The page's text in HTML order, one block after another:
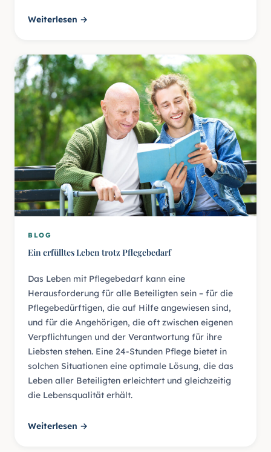
Weiterlesen →
BLOG
Ein erfülltes Leben trotz Pflegebedarf
Das Leben mit Pflegebedarf kann eine
Herausforderung für alle Beteiligten sein – für die
Pflegebedürftigen, die auf Hilfe angewiesen sind,
und für die Angehörigen, die oft zwischen eigenen
Verpflichtungen und der Verantwortung für ihre
Liebsten stehen. Eine 24-Stunden Pflege bietet in
solchen Situationen eine optimale Lösung, die das
Leben aller Beteiligten erleichtert und gleichzeitig
die Lebensqualität erhält.
Weiterlesen →